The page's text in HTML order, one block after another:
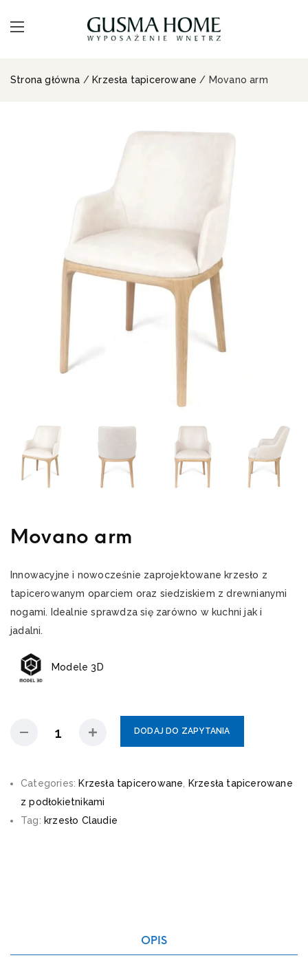
Strona główna / Krzesła tapicerowane / Movano arm
Movano arm
Innowacyjne i nowocześnie zaprojektowane krzesło z
tapicerowanym oparciem oraz siedziskiem z drewnianymi
nogami. Idealnie sprawdza się zarówno w kuchni jak i
jadalni.
Modele 3D
DODAJ DO ZAPYTANIA
Categories: Krzesła tapicerowane, Krzesła tapicerowane
z podłokietnikami
Tag: krzesło Claudie
OPIS